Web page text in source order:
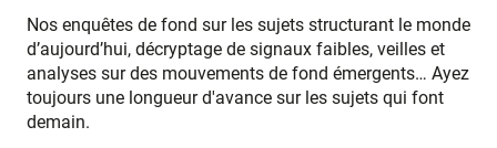
Nos enquêtes de fond sur les sujets structurant le monde
d’aujourd’hui, décryptage de signaux faibles, veilles et
analyses sur des mouvements de fond émergents… Ayez
toujours une longueur d'avance sur les sujets qui font
demain.